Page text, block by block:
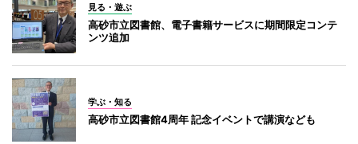
見る・遊ぶ
高砂市立図書館、電子書籍サービスに期間限定コンテ
ンツ追加
学ぶ・知る
高砂市立図書館4周年 記念イベントで講演なども